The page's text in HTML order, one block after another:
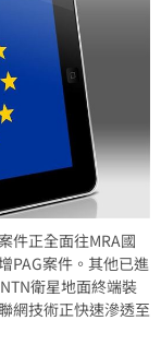
件正全面往MRA國
PAG案件。其他已進
衛星地面終端裝
網技術正快速滲透至